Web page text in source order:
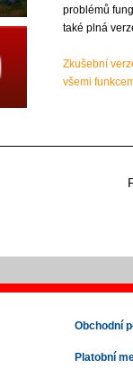
problémů
také plná
Zkušební
všemi
Obchodní
Platobní